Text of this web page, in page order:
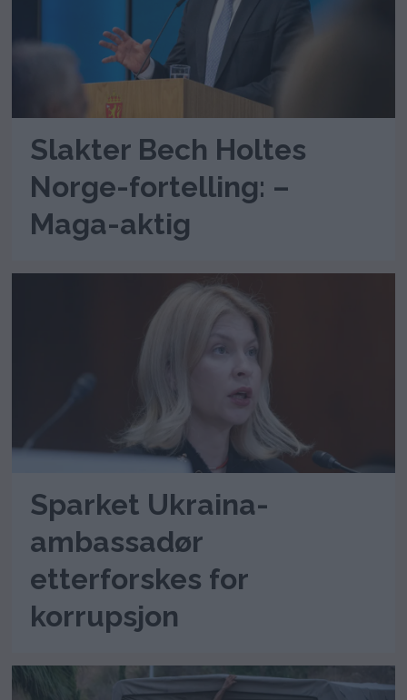
Slakter Bech Holtes
Norge-fortelling: –
Maga-aktig
Sparket Ukraina-
ambassadør
etterforskes for
korrupsjon